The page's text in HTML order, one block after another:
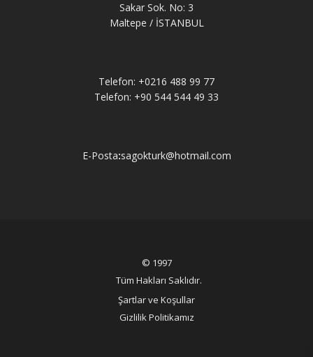
Sakar Sok. No: 3
Maltepe / İSTANBUL
Telefon: +0216 488 99 77
Telefon: +90 544 544 49 33
E-Posta:sagokturk@hotmail.com
©️ 1997
Tüm Hakları Saklıdır.
Şartlar ve Koşullar
Gizlilik Politikamız